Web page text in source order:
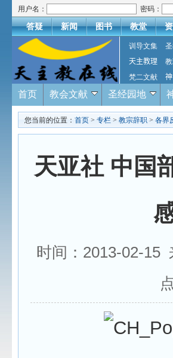
用户名： 密码：
答疑 新闻 图书 教堂
训导文集
天主教理
梵二文献
首页 教会文献 圣经园地
您当前的位置： 首页 > 专栏 > 教宗辞职 > 各界
天亚社 中国
时间：2013-02-15